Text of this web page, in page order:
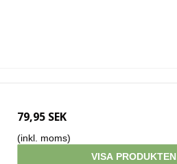
79,95 SEK
(inkl. moms)
VISA PRODUKTEN